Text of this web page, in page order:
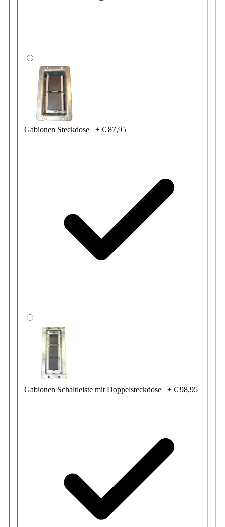
Gabionen Steckdose + € 87,95
Gabionen Schaltleiste mit Doppelsteckdose + € 98,95